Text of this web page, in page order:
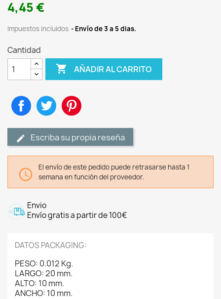
4,45 €
Impuestos incluidos Envío de 3 a 5 dias.
Cantidad
 AÑADIR AL CARRITO
CompartirTuitear
Escriba su propia reseña

El envío de este pedido puede retrasarse hasta 1
semana en función del proveedor.
Envio
Envío gratis a partir de 100€
DATOS PACKAGING:
PESO: 0.012 Kg.
LARGO: 20 mm.
ALTO: 10 mm.
ANCHO: 10 mm.